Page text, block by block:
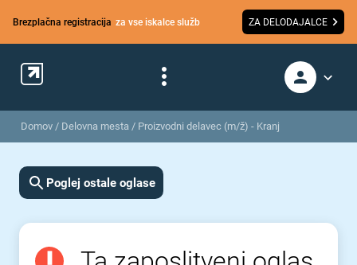
Brezplačna registracija za vse iskalce služb ZA DELODAJALCE
Domov / Delovna mesta / Proizvodni delavec (m/ž) - Kranj
Poglej ostale oglase